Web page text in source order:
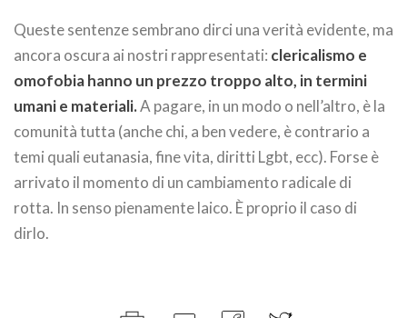
Queste sentenze sembrano dirci una verità evidente, ma
ancora oscura ai nostri rappresentati: clericalismo e
omofobia hanno un prezzo troppo alto, in termini
umani e materiali.A pagare, in un modo o nell’altro, è la
comunità tutta (anche chi, a ben vedere, è contrario a
temi quali eutanasia, fine vita, diritti Lgbt, ecc). Forse è
arrivato il momento di un cambiamento radicale di
rotta. In senso pienamente laico. È proprio il caso di
dirlo.